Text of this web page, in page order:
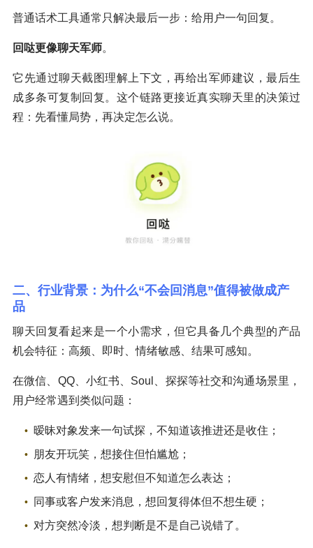
普通话术工具通常只解决最后一步：给用户一句回复。
回哒更像聊天军师。
它先通过聊天截图理解上下文，再给出军师建议，最后生
成多条可复制回复。这个链路更接近真实聊天里的决策过
程：先看懂局势，再决定怎么说。
二、行业背景：为什么“不会回消息”值得被做成产
品
聊天回复看起来是一个小需求，但它具备几个典型的产品
机会特征：高频、即时、情绪敏感、结果可感知。
在微信、QQ、小红书、Soul、探探等社交和沟通场景里，
用户经常遇到类似问题：
暧昧对象发来一句试探，不知道该推进还是收住；
朋友开玩笑，想接住但怕尴尬；
恋人有情绪，想安慰但不知道怎么表达；
同事或客户发来消息，想回复得体但不想生硬；
对方突然冷淡，想判断是不是自己说错了。